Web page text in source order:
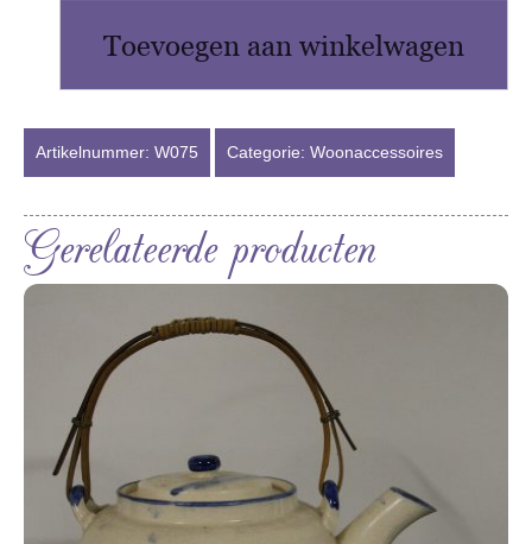
aantal
Toevoegen aan winkelwagen
Artikelnummer: W075 Categorie: Woonaccessoires
Gerelateerde producten